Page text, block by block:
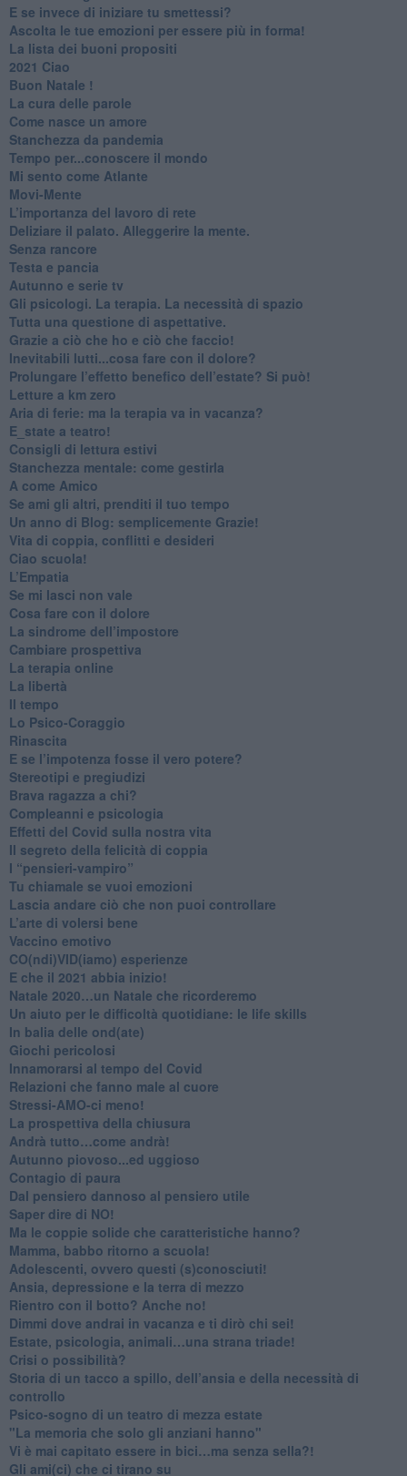
​E se invece di iniziare tu smettessi?
​Ascolta le tue emozioni per essere più in forma!
​La lista dei buoni propositi
2021 Ciao
Buon Natale !
​La cura delle parole
​Come nasce un amore
Stanchezza da pandemia
​Tempo per...conoscere il mondo
​Mi sento come Atlante
​Movi-Mente
​L’importanza del lavoro di rete
​Deliziare il palato. Alleggerire la mente.
​Senza rancore
​Testa e pancia
​Autunno e serie tv
​Gli psicologi. La terapia. La necessità di spazio
​Tutta una questione di aspettative.
​Grazie a ciò che ho e ciò che faccio!
​Inevitabili lutti...cosa fare con il dolore?
Prolungare l’effetto benefico dell’estate? Si può!
​Letture a km zero
​Aria di ferie: ma la terapia va in vacanza?
​E_state a teatro!
​Consigli di lettura estivi
​Stanchezza mentale: come gestirla
​A come Amico
​Se ami gli altri, prenditi il tuo tempo
​Un anno di Blog: semplicemente Grazie!
​Vita di coppia, conflitti e desideri
​Ciao scuola!
​L’Empatia
​Se mi lasci non vale
Cosa fare con il dolore
​La sindrome dell’impostore
​Cambiare prospettiva
La terapia online
La libertà
​Il tempo
​Lo Psico-Coraggio
Rinascita
​E se l’impotenza fosse il vero potere?
Stereotipi e pregiudizi
​Brava ragazza a chi?
​Compleanni e psicologia
Effetti del Covid sulla nostra vita
Il segreto della felicità di coppia
​I “pensieri-vampiro”
​Tu chiamale se vuoi emozioni
​Lascia andare ciò che non puoi controllare
L’arte di volersi bene
​Vaccino emotivo
CO(ndi)VID(iamo) esperienze
​E che il 2021 abbia inizio!
​Natale 2020…un Natale che ricorderemo
Un aiuto per le difficoltà quotidiane: le life skills
​In balia delle ond(ate)
Giochi pericolosi
Innamorarsi al tempo del Covid
​Relazioni che fanno male al cuore
​Stressi-AMO-ci meno!
​La prospettiva della chiusura
​Andrà tutto…come andrà!
Autunno piovoso...ed uggioso
​Contagio di paura
​Dal pensiero dannoso al pensiero utile
​Saper dire di NO!
​Ma le coppie solide che caratteristiche hanno?
​Mamma, babbo ritorno a scuola!
Adolescenti, ovvero questi (s)conosciuti!
Ansia, depressione e la terra di mezzo
​Rientro con il botto? Anche no!
Dimmi dove andrai in vacanza e ti dirò chi sei!
​Estate, psicologia, animali…una strana triade!
​Crisi o possibilità?
​Storia di un tacco a spillo, dell’ansia e della necessità di
controllo
​Psico-sogno di un teatro di mezza estate
"La memoria che solo gli anziani hanno"
​Vi è mai capitato essere in bici…ma senza sella?!
​Gli ami(ci) che ci tirano su